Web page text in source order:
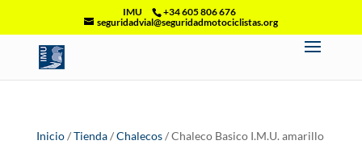
IMU
+34 605 806 676
seguridadvial@seguridadmotociclistas.org
Inicio/Tienda/Chalecos/ Chaleco Basico I.M.U. amarillo